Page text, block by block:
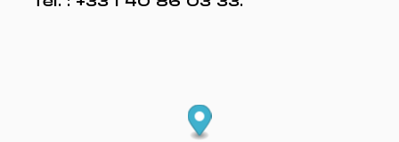
Tél. : +33 1 40 86 03 33.